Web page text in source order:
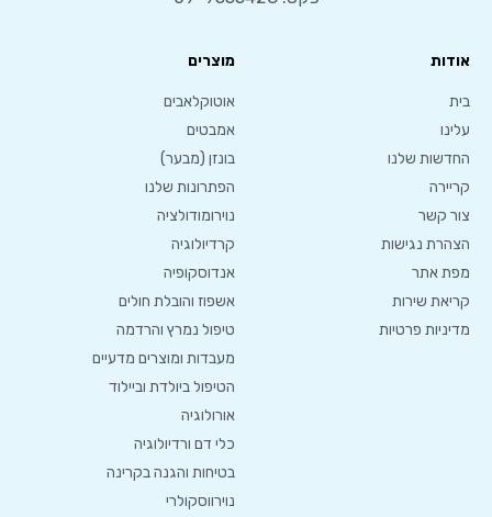
מוצרים
אוטוקלאבים
אמבטים
בונזן (מבער)
הפתרונות שלנו
נוירומודולציה
קרדיולוגיה
אנדוסקופיה
אשפוז והובלת חולים
טיפול נמרץ והרדמה
מעבדות ומוצרים מדעיים
הטיפול ביולדת וביילוד
אורולוגיה
כלי דם ורדיולוגיה
בטיחות והגנה בקרינה
נוירווסקולרי
אודות
בית
עלינו
החדשות שלנו
קריירה
צור קשר
הצהרת נגישות
מפת אתר
קריאת שירות
מדיניות פרטיות